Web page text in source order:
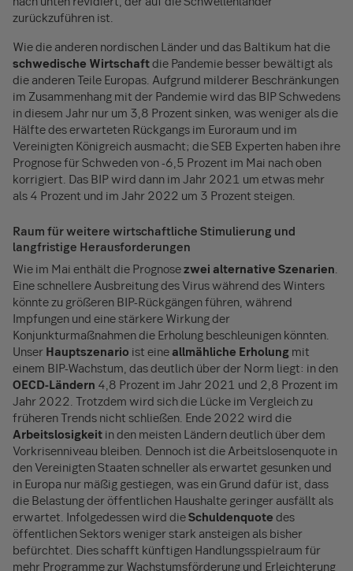
zurückzuführen ist.
Wie die anderen nordischen Länder und das Baltikum hat die
schwedische Wirtschaftdie Pandemie besser bewältigt als
die anderen Teile Europas. Aufgrund milderer Beschränkungen
im Zusammenhang mit der Pandemie wird das BIP Schwedens
in diesem Jahr nur um 3,8 Prozent sinken, was weniger als die
Hälfte des erwarteten Rückgangs im Euroraum und im
Vereinigten Königreich ausmacht; die SEB Experten haben ihre
Prognose für Schweden von -6,5 Prozent im Mai nach oben
korrigiert. Das BIP wird dann im Jahr 2021 um etwas mehr
als 4 Prozent und im Jahr 2022 um 3 Prozent steigen.
Raum für weitere wirtschaftliche Stimulierung und
langfristige Herausforderungen
Wie im Mai enthält die Prognosezwei alternative Szenarien.
Eine schnellere Ausbreitung des Virus während des Winters
könnte zu größeren BIP-Rückgängen führen, während
Impfungen und eine stärkere Wirkung der
Konjunkturmaßnahmen die Erholung beschleunigen könnten.
Unser Hauptszenario ist eineallmähliche Erholung mit
einem BIP-Wachstum, das deutlich über der Norm liegt: in den
OECD-Ländern 4,8 Prozent im Jahr 2021 und 2,8 Prozent im
Jahr 2022. Trotzdem wird sich die Lücke im Vergleich zu
früheren Trends nicht schließen. Ende 2022 wird die
Arbeitslosigkeit in den meisten Ländern deutlich über dem
Vorkrisenniveau bleiben. Dennoch ist die Arbeitslosenquote in
den Vereinigten Staaten schneller als erwartet gesunken und
in Europa nur mäßig gestiegen, was ein Grund dafür ist, dass
die Belastung der öffentlichen Haushalte geringer ausfällt als
erwartet. Infolgedessen wird dieSchuldenquote des
öffentlichen Sektors weniger stark ansteigen als bisher
befürchtet. Dies schafft künftigen Handlungsspielraum für
mehr Programme zur Wachstumsförderung und Erleichterung